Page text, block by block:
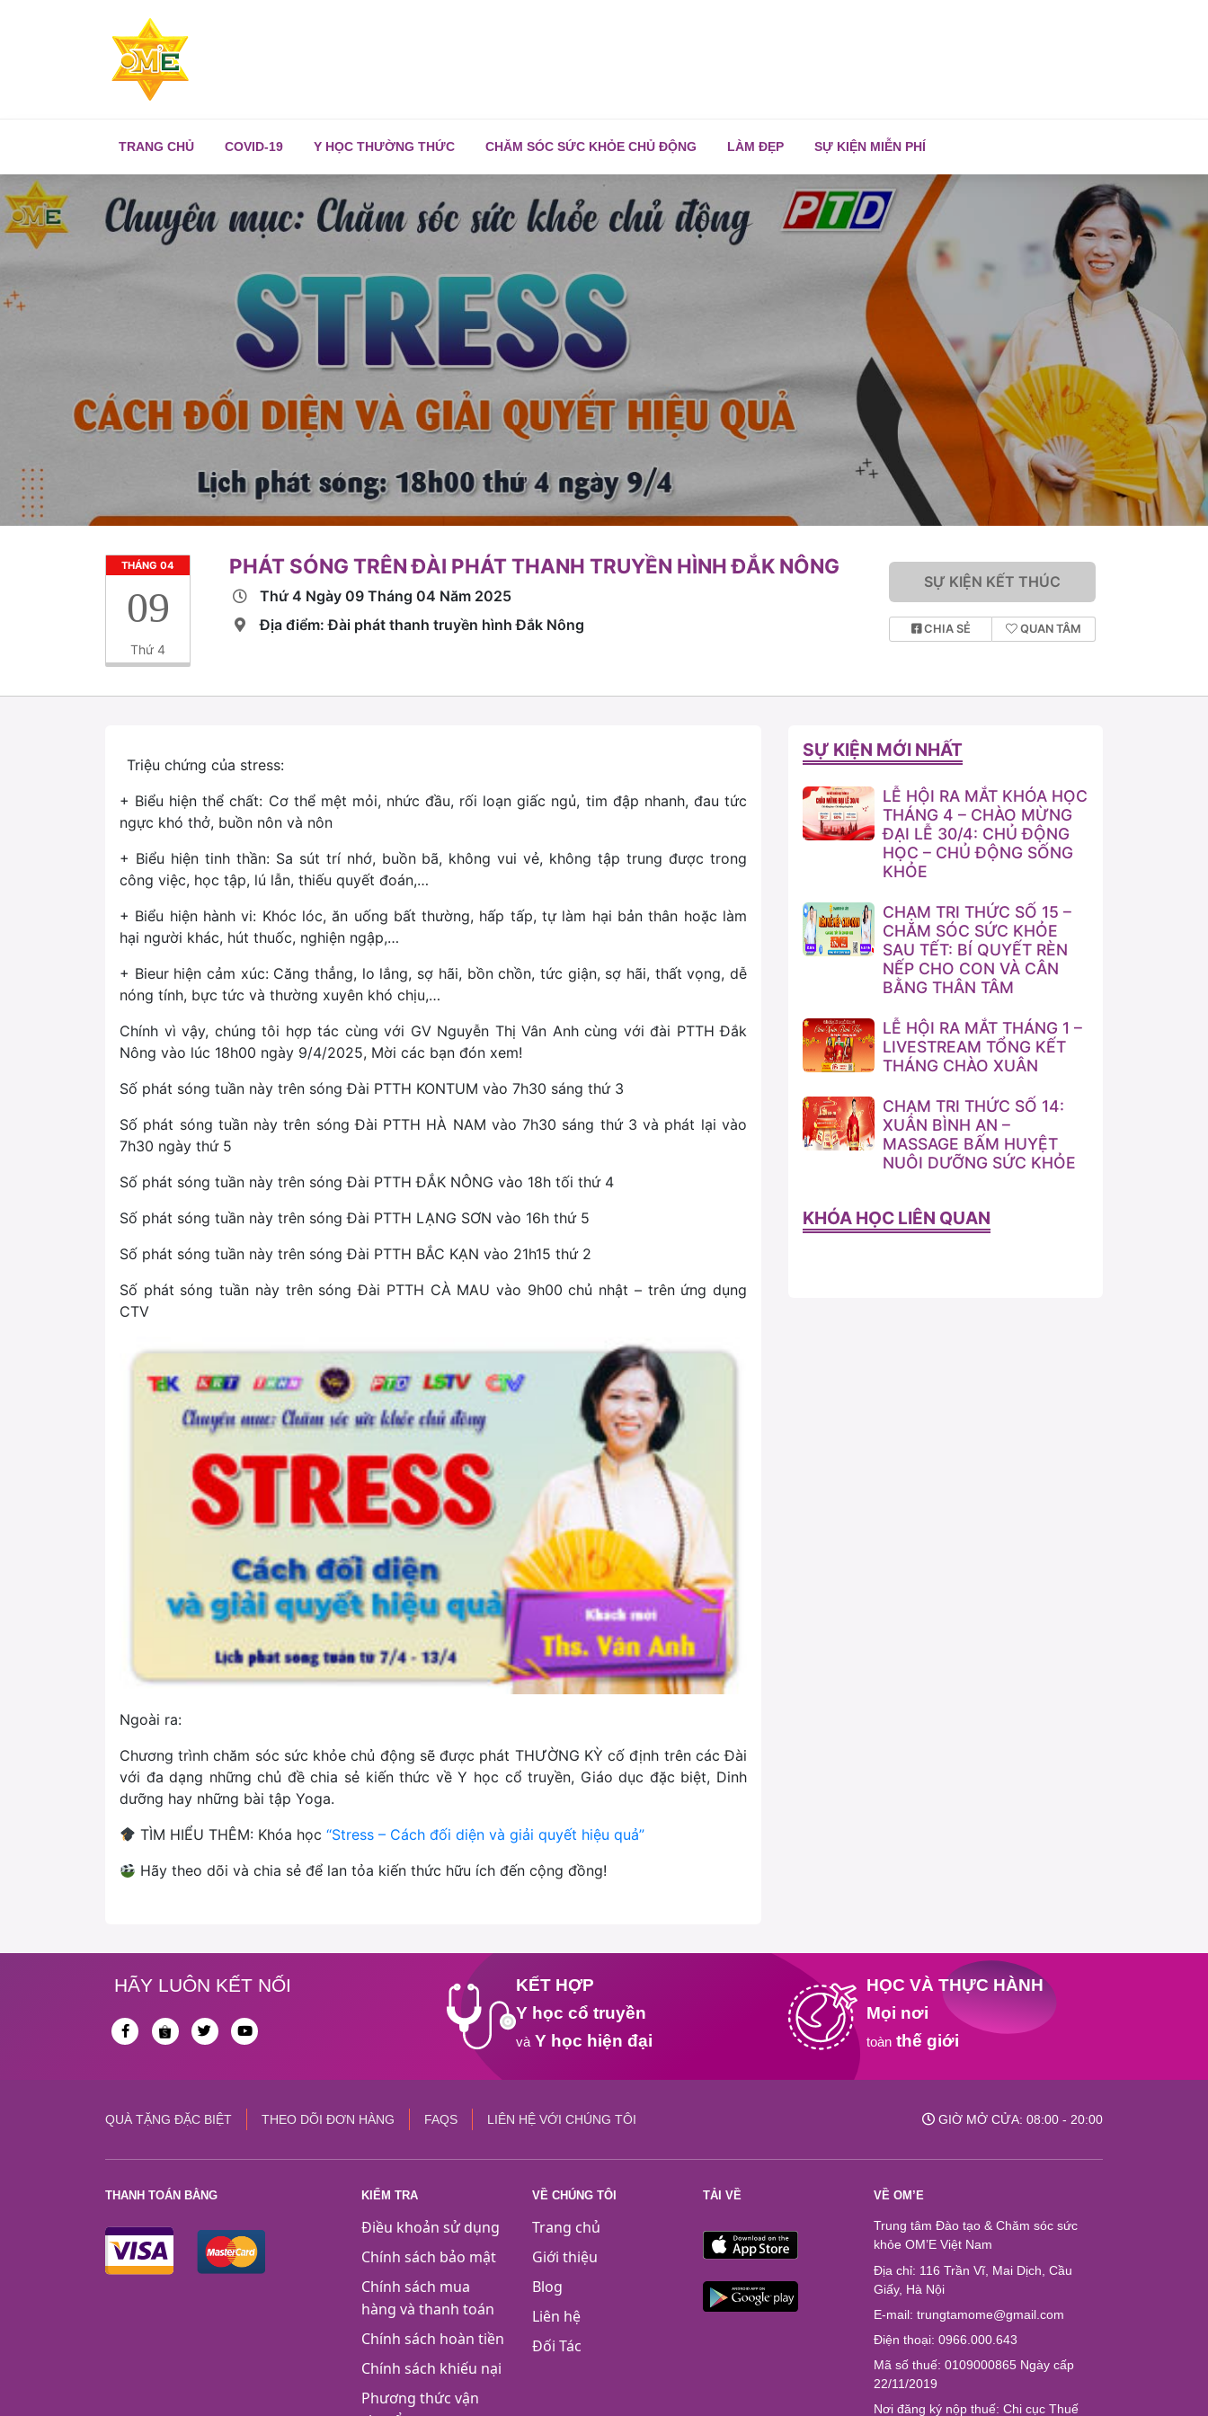
TRANG CHỦ COVID-19 Y HỌC THƯỜNG THỨC CHĂM SÓC SỨC KHỎE CHỦ ĐỘNG LÀM ĐẸP SỰ KIỆN MIỄN PHÍ
THÁNG 04
09
Thứ 4
PHÁT SÓNG TRÊN ĐÀI PHÁT THANH TRUYỀN HÌNH ĐẮK NÔNG
Thứ 4 Ngày 09 Tháng 04 Năm 2025
Địa điểm: Đài phát thanh truyền hình Đắk Nông
SỰ KIỆN KẾT THÚC
CHIA SẺ QUAN TÂM
Triệu chứng của stress:
+ Biểu hiện thể chất: Cơ thể mệt mỏi, nhức đầu, rối loạn giấc ngủ, tim đập nhanh, đau tức
ngực khó thở, buồn nôn và nôn
+ Biểu hiện tinh thần: Sa sút trí nhớ, buồn bã, không vui vẻ, không tập trung được trong
công việc, học tập, lú lẫn, thiếu quyết đoán,…
+ Biểu hiện hành vi: Khóc lóc, ăn uống bất thường, hấp tấp, tự làm hại bản thân hoặc làm
hại người khác, hút thuốc, nghiện ngập,…
+ Bieur hiện cảm xúc: Căng thẳng, lo lắng, sợ hãi, bồn chồn, tức giận, sợ hãi, thất vọng, dễ
nóng tính, bực tức và thường xuyên khó chịu,…
Chính vì vậy, chúng tôi hợp tác cùng với GV Nguyễn Thị Vân Anh cùng với đài PTTH Đắk
Nông vào lúc 18h00 ngày 9/4/2025, Mời các bạn đón xem!
Số phát sóng tuần này trên sóng Đài PTTH KONTUM vào 7h30 sáng thứ 3
Số phát sóng tuần này trên sóng Đài PTTH HÀ NAM vào 7h30 sáng thứ 3 và phát lại vào
7h30 ngày thứ 5
Số phát sóng tuần này trên sóng Đài PTTH ĐẮK NÔNG vào 18h tối thứ 4
Số phát sóng tuần này trên sóng Đài PTTH LẠNG SƠN vào 16h thứ 5
Số phát sóng tuần này trên sóng Đài PTTH BẮC KẠN vào 21h15 thứ 2
Số phát sóng tuần này trên sóng Đài PTTH CÀ MAU vào 9h00 chủ nhật – trên ứng dụng
CTV
Ngoài ra:
Chương trình chăm sóc sức khỏe chủ động sẽ được phát THƯỜNG KỲ cố định trên các Đài
với đa dạng những chủ đề chia sẻ kiến thức về Y học cổ truyền, Giáo dục đặc biệt, Dinh
dưỡng hay những bài tập Yoga.
TÌM HIỂU THÊM: Khóa học“Stress – Cách đối diện và giải quyết hiệu quả”
Hãy theo dõi và chia sẻ để lan tỏa kiến thức hữu ích đến cộng đồng!
SỰ KIỆN MỚI NHẤT
LỄ HỘI RA MẮT KHÓA HỌC
THÁNG 4 – CHÀO MỪNG
ĐẠI LỄ 30/4: CHỦ ĐỘNG
HỌC – CHỦ ĐỘNG SỐNG
KHỎE
CHẠM TRI THỨC SỐ 15 –
CHĂM SÓC SỨC KHỎE
SAU TẾT: BÍ QUYẾT RÈN
NẾP CHO CON VÀ CÂN
BẰNG THÂN TÂM
LỄ HỘI RA MẮT THÁNG 1 –
LIVESTREAM TỔNG KẾT
THÁNG CHÀO XUÂN
CHẠM TRI THỨC SỐ 14:
XUÂN BÌNH AN –
MASSAGE BẤM HUYỆT
NUÔI DƯỠNG SỨC KHỎE
KHÓA HỌC LIÊN QUAN
HÃY LUÔN KẾT NỐI
KẾT HỢP
Y học cổ truyền
vàY học hiện đại
HỌC VÀ THỰC HÀNH
Mọi nơi
toànthế giới
QUÀ TẶNG ĐẶC BIỆT THEO DÕI ĐƠN HÀNG FAQS LIÊN HỆ VỚI CHÚNG TÔI GIỜ MỞ CỬA: 08:00 - 20:00
THANH TOÁN BẰNG KIỂM TRA
Điều khoản sử dụng
Chính sách bảo mật
Chính sách mua
hàng và thanh toán
Chính sách hoàn tiền
Chính sách khiếu nại
Phương thức vận
VỀ CHÚNG TÔI
Trang chủ
Giới thiệu
Blog
Liên hệ
Đối Tác
TẢI VỀ VỀ OM’E
Trung tâm Đào tạo & Chăm sóc sức
khỏe OM’E Việt Nam
Địa chỉ: 116 Trần Vĩ, Mai Dịch, Cầu
Giấy, Hà Nội
E-mail: trungtamome@gmail.com
Điện thoại: 0966.000.643
Mã số thuế: 0109000865 Ngày cấp
22/11/2019
Nơi đăng ký nộp thuế: Chi cục Thuế